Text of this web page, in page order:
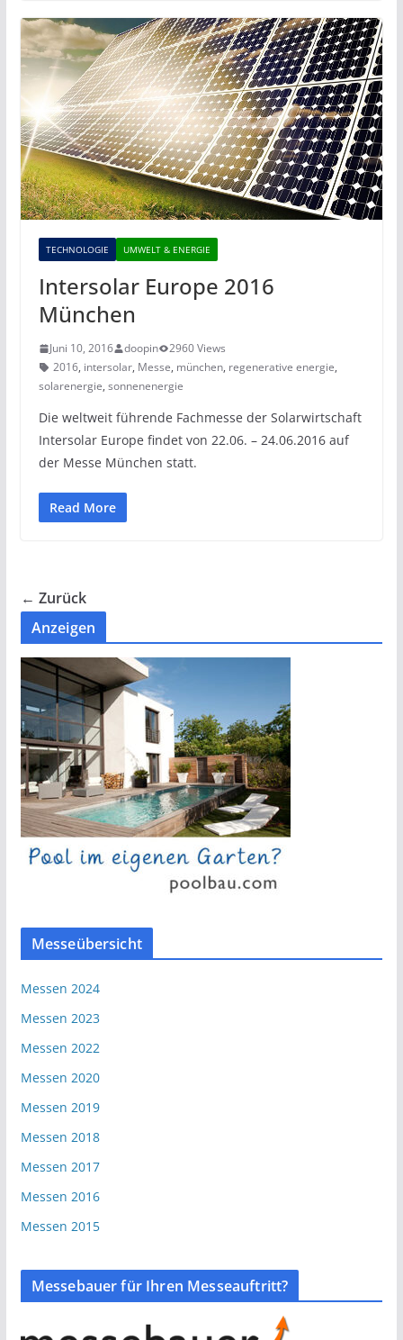
TECHNOLOGIE UMWELT & ENERGIE
Intersolar Europe 2016
München
Juni 10, 2016 doopin
2960 Views
2016, intersolar, Messe, münchen, regenerative energie,
solarenergie, sonnenenergie
Die weltweit führende Fachmesse der Solarwirtschaft
Intersolar Europe findet von 22.06. – 24.06.2016 auf
der Messe München statt.
Read More
← Zurück
Anzeigen
Messeübersicht
Messen 2024
Messen 2023
Messen 2022
Messen 2020
Messen 2019
Messen 2018
Messen 2017
Messen 2016
Messen 2015
Messebauer für Ihren Messeauftritt?